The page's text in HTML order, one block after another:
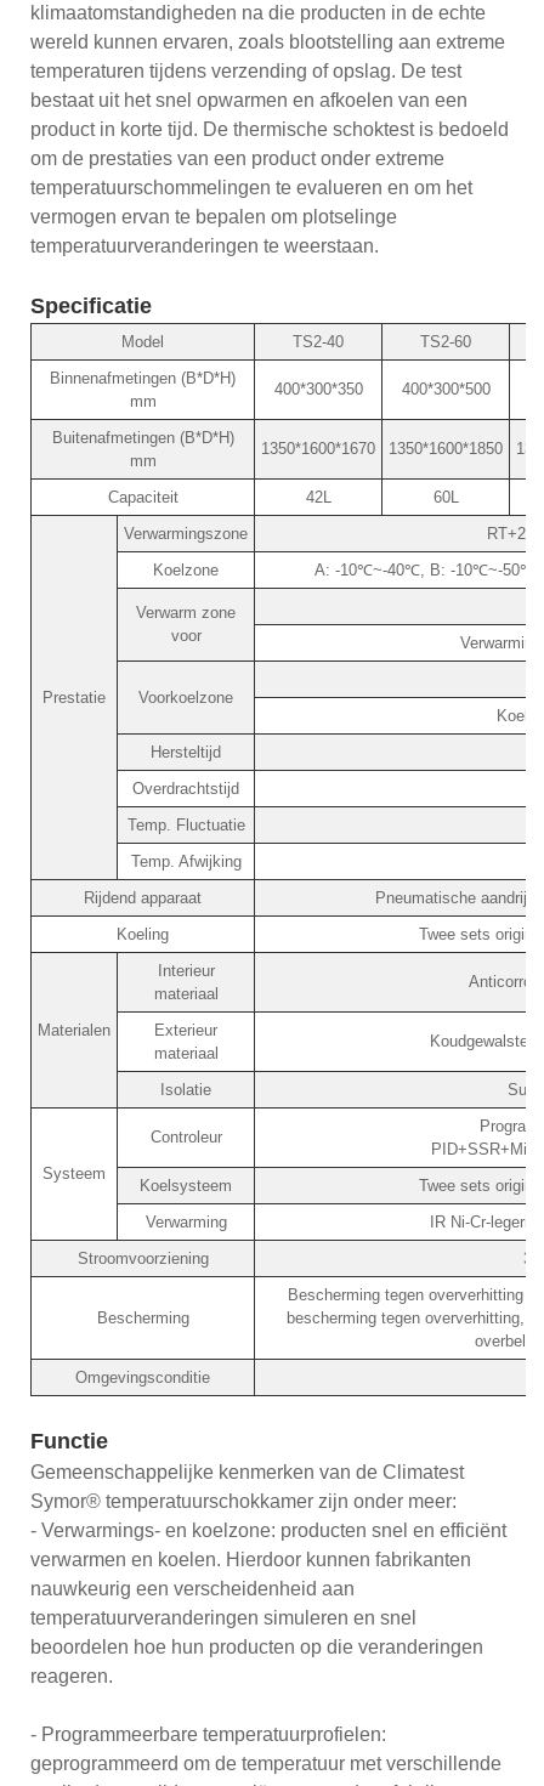
klimaatomstandigheden na die producten in de echte
wereld kunnen ervaren, zoals blootstelling aan extreme
temperaturen tijdens verzending of opslag. De test
bestaat uit het snel opwarmen en afkoelen van een
product in korte tijd. De thermische schoktest is bedoeld
om de prestaties van een product onder extreme
temperatuurschommelingen te evalueren en om het
vermogen ervan te bepalen om plotselinge
temperatuurveranderingen te weerstaan.
Specificatie
Model TS2-40
TS2-60
Binnenafmetingen (B*D*H)
mm
400*300*350 400*300*500
Buitenafmetingen (B*D*H)
mm
1350*1600*1670 1350*1600*1850
Capaciteit 42L 60L
Prestatie
Verwarmingszone
Koelzone
A: -10℃~-40℃, B: -10℃~-50℃,
Verwarm zone
voor
Voorkoelzone
Hersteltijd
Overdrachtstijd
Temp. Fluctuatie
Temp. Afwijking
Rijdend apparaat
Pneumatische
Koeling
Twee sets
Materialen
Interieur
materiaal
Exterieur
materiaal
Koudgewalste
Isolatie
Systeem
Controleur
Koelsysteem
Twee sets
Verwarming
IR Ni-Cr-
Stroomvoorziening
Bescherming
Bescherming tegen oververhitting
bescherming tegen oververhitting,
Omgevingsconditie
Functie
Gemeenschappelijke kenmerken van de Climatest
Symor® temperatuurschokkamer zijn onder meer:
- Verwarmings- en koelzone: producten snel en efficiënt
verwarmen en koelen. Hierdoor kunnen fabrikanten
nauwkeurig een verscheidenheid aan
temperatuurveranderingen simuleren en snel
beoordelen hoe hun producten op die veranderingen
reageren.
- Programmeerbare temperatuurprofielen:
geprogrammeerd om de temperatuur met verschillende